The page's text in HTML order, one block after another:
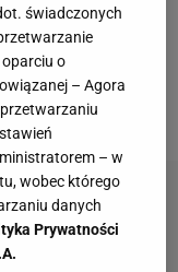
bardziej że
Boniek
związku nie
świadczonych
o
– Agora
– w
wobec którego
danych
Prywatności